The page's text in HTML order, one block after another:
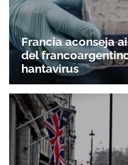
Francia aconseja
del
hantavirus